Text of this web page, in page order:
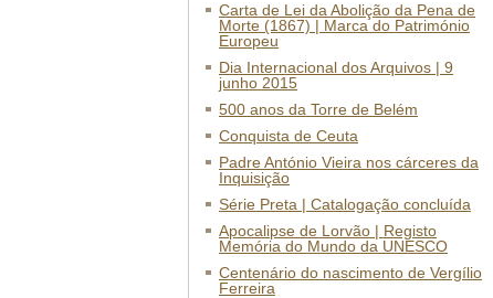
Carta de Lei da Abolição da Pena de
Morte (1867) | Marca do Património
Europeu
Dia Internacional dos Arquivos | 9
junho 2015
500 anos da Torre de Belém
Conquista de Ceuta
Padre António Vieira nos cárceres da
Inquisição
Série Preta | Catalogação concluída
Apocalipse de Lorvão | Registo
Memória do Mundo da UNESCO
Centenário do nascimento de Vergílio
Ferreira